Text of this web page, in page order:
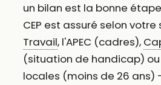
un bilan est la bonne
CEP est assuré selon
Travail, l'APEC (cadres),
(situation de handicap) ou
locales (moins de 26 ans)